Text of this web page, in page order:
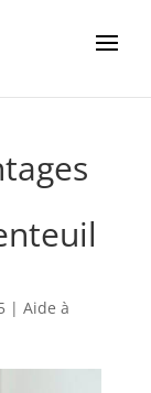
| Aide à